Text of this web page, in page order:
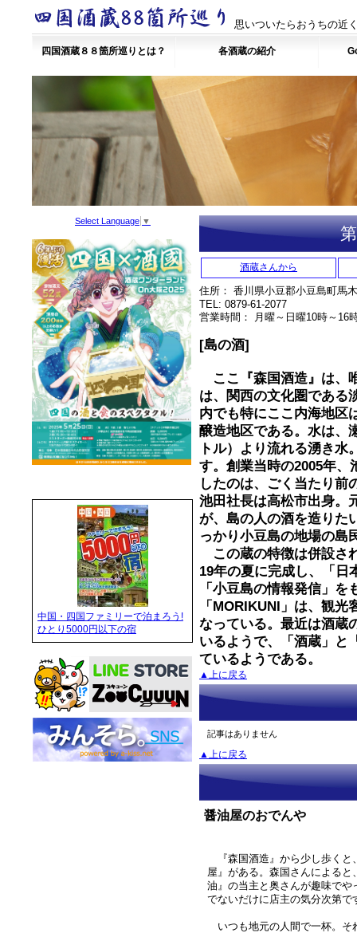
思いついたらおうちの近
四国酒蔵８８箇所巡りとは？ 各酒蔵の紹介
Select Language ▼
中国・四国ファミリーで泊まろう!
ひとり5000円以下の宿
酒蔵さんから
住所： 香川県小豆郡小豆島町馬
TEL: 0879-61-2077
営業時間： 月曜～日曜10時～16
[島の酒]
ここ『森国酒造』は、
は、関西の文化圏である
内でも特にここ内海地区
醸造地区である。水は、
トル）より流れる湧き
す。創業当時の2005年、
したのは、ごく当たり前
池田社長は高松市出身。
が、島の人の酒を造りた
っかり小豆島の地場の島
この蔵の特徴は併設さ
19年の夏に完成し、「日
「小豆島の情報発信」
「MORIKUNI」は、観
なっている。最近は酒蔵
いるようで、「酒蔵」と
ているようである。
▲上に戻る
記事はありません
▲上に戻る
醤油屋のおでんや
『森国酒造』から少し歩くと
屋』がある。森国さんによると
油』の当主と奥さんが趣味でや
でないだけに店主の気分次第で
いつも地元の人間で一杯。そ